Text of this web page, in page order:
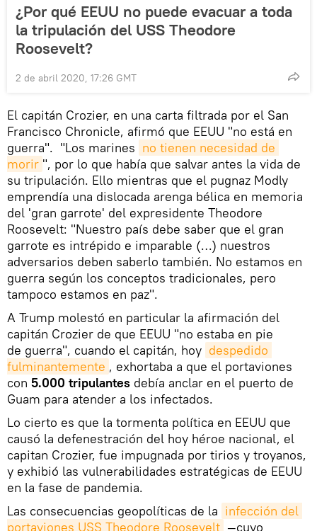
¿Por qué EEUU no puede evacuar a toda
la tripulación del USS Theodore
Roosevelt?
2 de abril 2020, 17:26 GMT
El capitán Crozier, en una carta filtrada por el San
Francisco Chronicle, afirmó que EEUU "no está en
guerra". "Los marines no tienen necesidad de
morir ", por lo que había que salvar antes la vida de
su tripulación. Ello mientras que el pugnaz Modly
emprendía una dislocada arenga bélica en memoria
del 'gran garrote' del expresidente Theodore
Roosevelt: "Nuestro país debe saber que el gran
garrote es intrépido e imparable (…) nuestros
adversarios deben saberlo también. No estamos en
guerra según los conceptos tradicionales, pero
tampoco estamos en paz".
A Trump molestó en particular la afirmación del
capitán Crozier de que EEUU "no estaba en pie
de guerra", cuando el capitán, hoy despedido
fulminantemente , exhortaba a que el portaviones
con 5.000 tripulantes debía anclar en el puerto de
Guam para atender a los infectados.
Lo cierto es que la tormenta política en EEUU que
causó la defenestración del hoy héroe nacional, el
capitan Crozier, fue impugnada por tirios y troyanos,
y exhibió las vulnerabilidades estratégicas de EEUU
en la fase de pandemia.
Las consecuencias geopolíticas de la infección del
portaviones USS Theodore Roosevelt —cuyo